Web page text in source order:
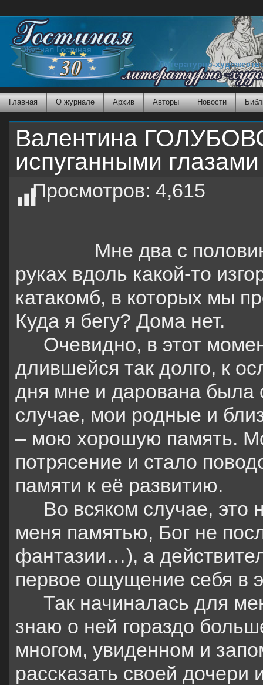
Журнал Гостиная
Литературно-
Главная О журнале Архив Авторы Новости
Валентина
испуганными глазами
Просмотров: 4,615
Мне два с половиной
руках вдоль какой-то
катакомб, в которых мы
Куда я бегу? Дома нет.
Очевидно, в этот
длившейся так долго, к
дня мне и дарована
случае, мои родные и
– мою хорошую память.
потрясение и стало
памяти к её развитию.
Во всяком случае, это
меня памятью, Бог не
фантазии…), а
первое ощущение себя в
Так начиналась для
знаю о ней гораздо
многом, увиденном и
рассказать своей дочери